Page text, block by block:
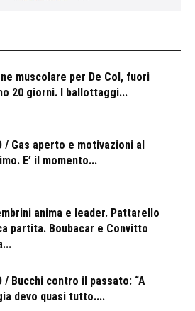
muscolare per De Col, fuori
20 giorni. I ballottaggi...
/ Gas aperto e motivazioni al
E’ il momento...
anima e leader. Pattarello
partita. Boubacar e Convitto
/ Bucchi contro il passato: “A
devo quasi tutto....